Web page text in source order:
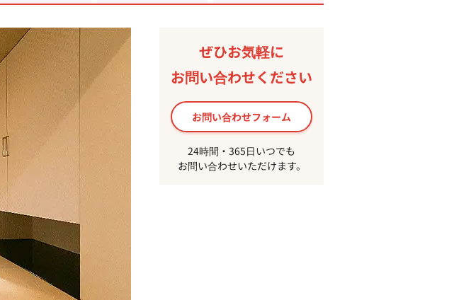
ぜひお気軽に
お問い合わせください
お問い合わせフォーム
24時間・365日いつでも
お問い合わせいただけます。